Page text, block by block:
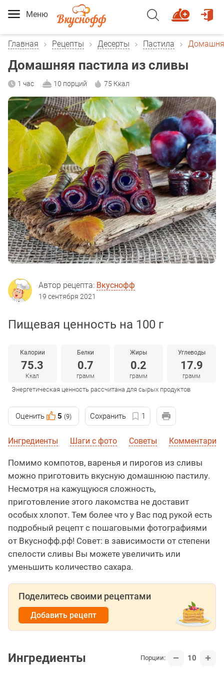
Меню
Главная Рецепты Десерты Пастила
Домашняя пастила из сливы
1 час 10 порций 75 Ккал
Автор рецепта: Вкуснофф
19 сентября 2021
Пищевая ценность на 100 г
Калории
75.3
Ккал
Белки
0.7
грамм
Жиры
0.2
грамм
Углеводы
17.9
грамм
Энергетическая ценность рассчитана для сырых продуктов
Оценить 5 (9) Сохранить 1
Ингредиенты Шаги с фото Советы Комментарии
Помимо компотов, варенья и пирогов из сливы
можно приготовить вкусную домашнюю пастилу.
Несмотря на кажущуюся сложность,
приготовление этого лакомства не доставит
особых хлопот. Тем более что у Вас под рукой есть
подробный рецепт с пошаговыми фотографиями
от Вкуснофф.рф! Совет: в зависимости от степени
спелости сливы Вы можете увеличить или
уменьшить количество сахара.
Поделитесь своими рецептами
Добавить рецепт
Ингредиенты Порции: 10